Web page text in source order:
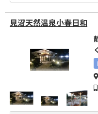
見沼天然温泉小春日和